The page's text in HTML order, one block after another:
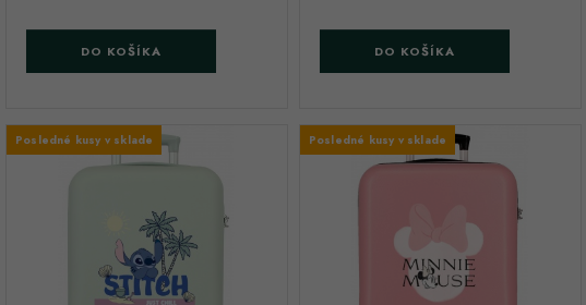
DO KOŠÍKA DO KOŠÍKA
Posledné kusy v sklade Posledné kusy v sklade